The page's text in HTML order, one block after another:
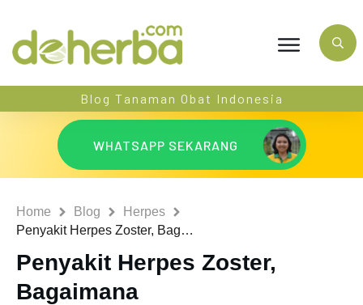
Blog Tanaman Obat Indonesia
WHATSAPP SEKARANG
Home Blog
Herpes
Penyakit Herpes Zoster, Bagaimana Menyembuhkannya?
Penyakit Herpes Zoster,
Bagaimana